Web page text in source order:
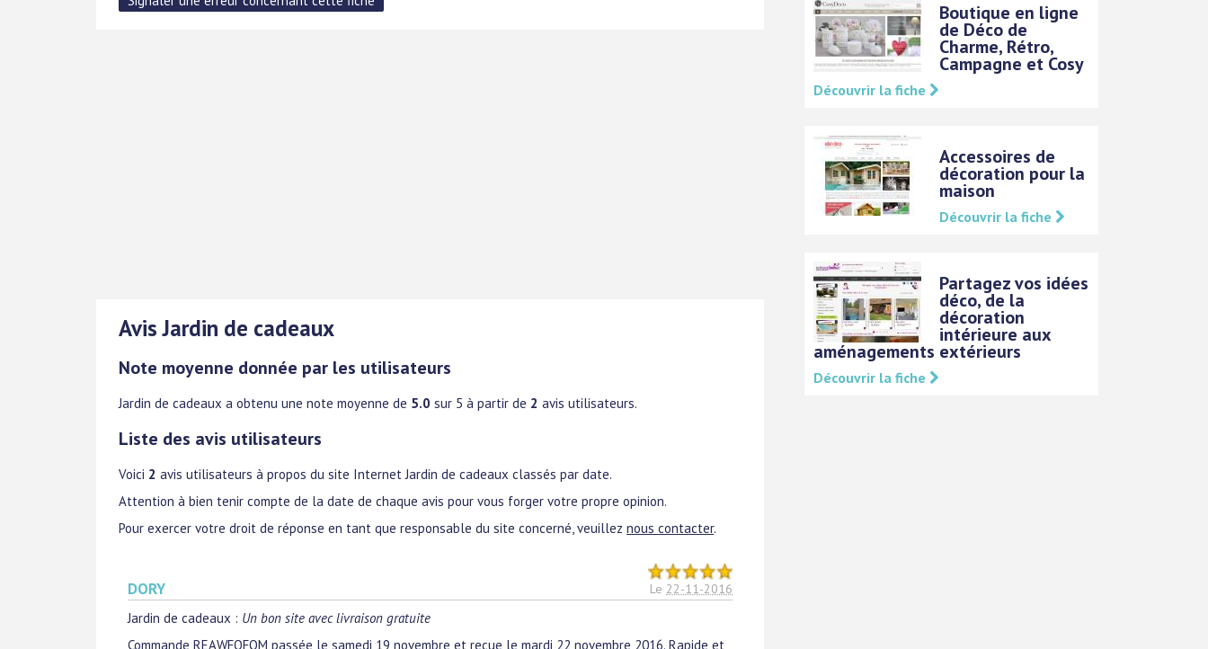
Avis Jardin de cadeaux
Note moyenne donnée par les utilisateurs
Jardin de cadeaux a obtenu une note moyenne de 5.0 sur 5 à partir de 2 avis utilisateurs.
Liste des avis utilisateurs
Voici 2 avis utilisateurs à propos du site Internet Jardin de cadeaux classés par date.
Attention à bien tenir compte de la date de chaque avis pour vous forger votre propre opinion.
Pour exercer votre droit de réponse en tant que responsable du site concerné, veuillez nous contacter.
DORY Le 22-11-2016
Jardin de cadeaux : Un bon site avec livraison gratuite
Commande REAWFQFOM passée le samedi 19 novembre et reçue le mardi 22 novembre 2016. Rapide et
Boutique en ligne
de Déco de
Charme, Rétro,
Campagne et Cosy
Découvrir la fiche
Accessoires de
décoration pour la
maison
Découvrir la fiche
Partagez vos idées
déco, de la
décoration
intérieure aux
aménagements extérieurs
Découvrir la fiche